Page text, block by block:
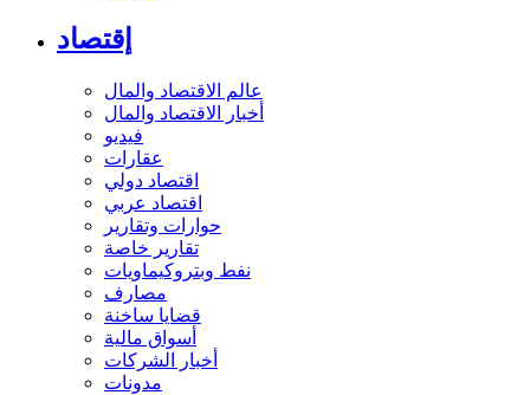
إقتصاد
عالم الاقتصاد والمال
أخبار الاقتصاد والمال
فيديو
عقارات
اقتصاد دولي
اقتصاد عربي
حوارات وتقارير
تقارير خاصة
نفط وبتروكيماويات
مصارف
قضايا ساخنة
أسواق مالية
أخبار الشركات
مدونات